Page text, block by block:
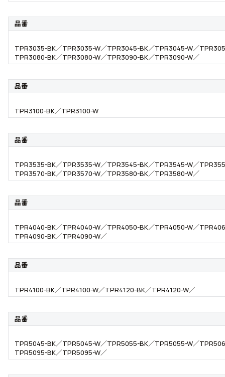
品番
TPR3035-BK／TPR3035-W／TPR3045-BK／TPR3045-W／
TPR3080-BK／TPR3080-W／TPR3090-BK／TPR3090-W／
品番
TPR3100-BK／TPR3100-W
品番
TPR3535-BK／TPR3535-W／TPR3545-BK／TPR3545-W／
TPR3570-BK／TPR3570-W／TPR3580-BK／TPR3580-W／
品番
TPR4040-BK／TPR4040-W／TPR4050-BK／TPR4050-W／
TPR4090-BK／TPR4090-W／
品番
TPR4100-BK／TPR4100-W／TPR4120-BK／TPR4120-W／
品番
TPR5045-BK／TPR5045-W／TPR5055-BK／TPR5055-W／
TPR5095-BK／TPR5095-W／